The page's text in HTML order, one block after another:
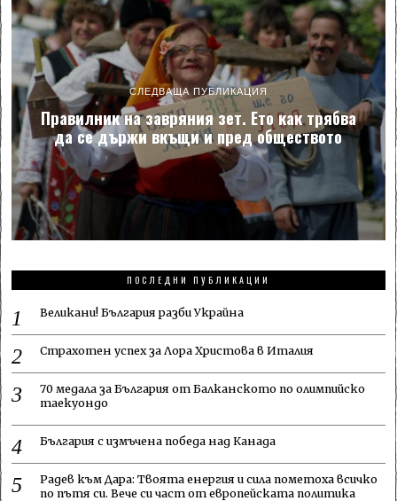
СЛЕДВАЩА ПУБЛИКАЦИЯ
Правилник на завряния зет. Ето как трябва
да се държи вкъщи и пред обществото
ПОСЛЕДНИ ПУБЛИКАЦИИ
Великани! България разби Украйна
Страхотен успех за Лора Христова в Италия
70 медала за България от Балканското по олимпийско
таекуондо
България с измъчена победа над Канада
Радев към Дара: Твоята енергия и сила пометоха всичко
по пътя си. Вече си част от европейската политика